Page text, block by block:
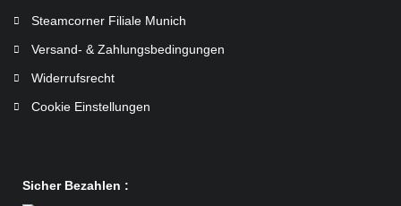
Steamcorner Filiale Munich
Versand- & Zahlungsbedingungen
Widerrufsrecht
Cookie Einstellungen
Sicher Bezahlen :